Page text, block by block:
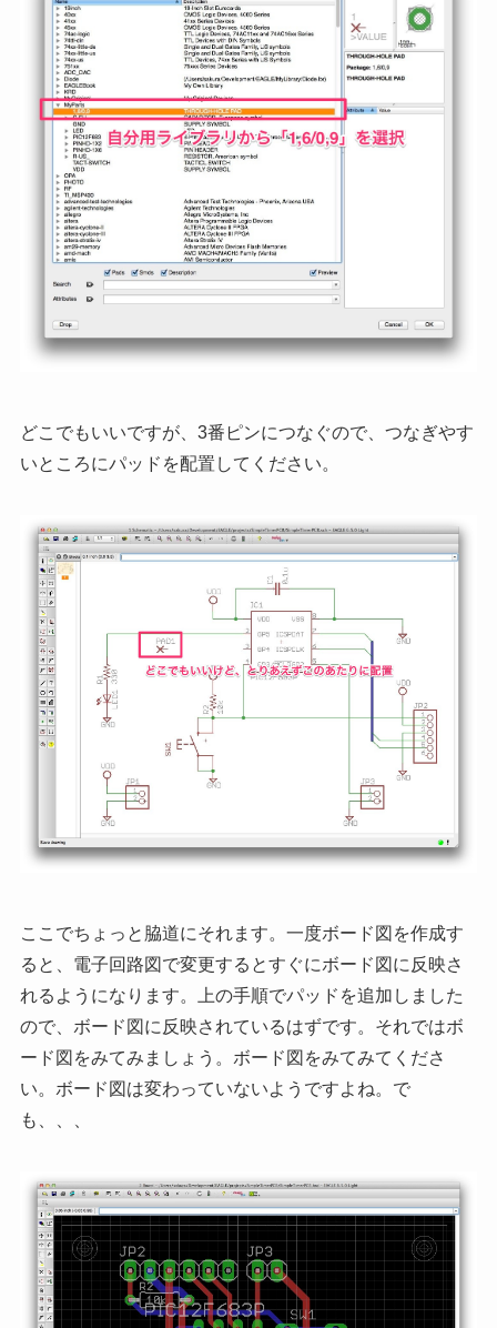
どこでもいいですが、3番ピンにつなぐので、つなぎやす
いところにパッドを配置してください。
ここでちょっと脇道にそれます。一度ボード図を作成す
ると、電子回路図で変更するとすぐにボード図に反映さ
れるようになります。上の手順でパッドを追加しました
ので、ボード図に反映されているはずです。それではボ
ード図をみてみましょう。ボード図をみてみてくださ
い。ボード図は変わっていないようですよね。で
も、、、